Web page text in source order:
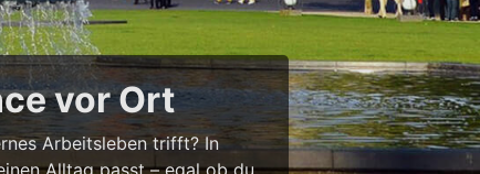
vor Ort
Arbeitsleben trifft? In